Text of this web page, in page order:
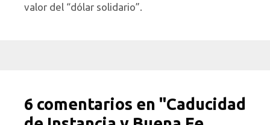
valor del “dólar solidario”.
6 comentarios en "Caducidad